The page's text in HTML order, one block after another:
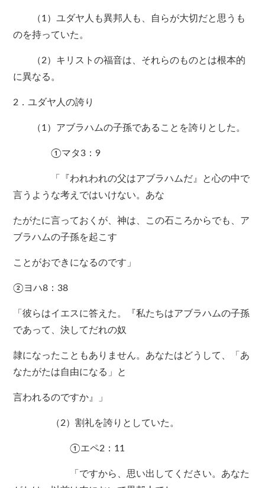
（1）ユダヤ人も異邦人も、自らが大切だと思うも
のを持っていた。
（2）キリストの福音は、それらのものとは根本的
に異なる。
2．ユダヤ人の誇り
（1）アブラハムの子孫であることを誇りとした。
①マタ3：9
「『われわれの父はアブラハムだ』と心の中で
言うような考えではいけない。あな
たがたに言っておくが、神は、この石ころからでも、ア
ブラハムの子孫を起こす
ことがおできになるのです」
②ヨハ8：38
「彼らはイエスに答えた。『私たちはアブラハムの子孫
であって、決してだれの奴
隷になったこともありません。あなたはどうして、「あ
なたがたは自由になる」と
言われるのですか』」
（2）割礼を誇りとしていた。
①エペ2：11
「ですから、思い出してください。あなた